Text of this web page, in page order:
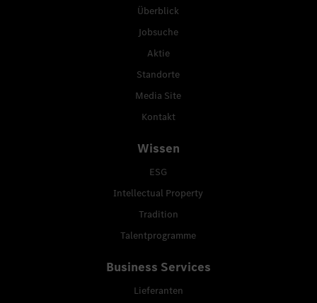
Überblick
Jobsuche
Aktie
Standorte
Media Site
Kontakt
Wissen
ESG
Intellectual Property
Tradition
Talentprogramme
Business Services
Lieferanten